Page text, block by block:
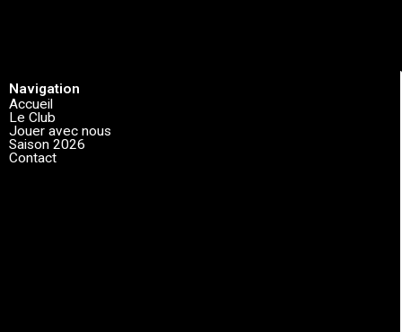
Navigation
Accueil
Le Club
Jouer avec nous
Saison 2026
Contact